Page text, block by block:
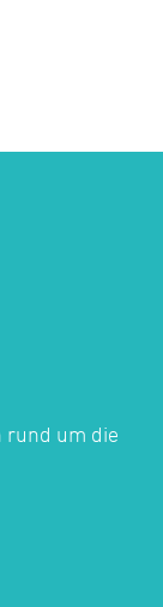
rund um die